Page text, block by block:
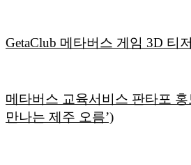
GetaClub 메타버스 게임 3D 티
메타버스 교육서비스 판타포
만나는 제주 오름’)